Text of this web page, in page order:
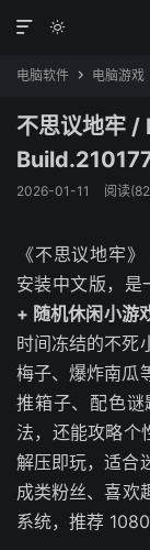


电脑软件  电脑游戏
不思议地牢
2026-01-11 阅读
《不思议地牢
安装中文版，是
+ 随机休闲小游
时间冻结的不死
梅子、爆炸南瓜
推箱子、配色
法，还能攻略个
解压即玩，适合
成类粉丝、喜欢
系统，推荐